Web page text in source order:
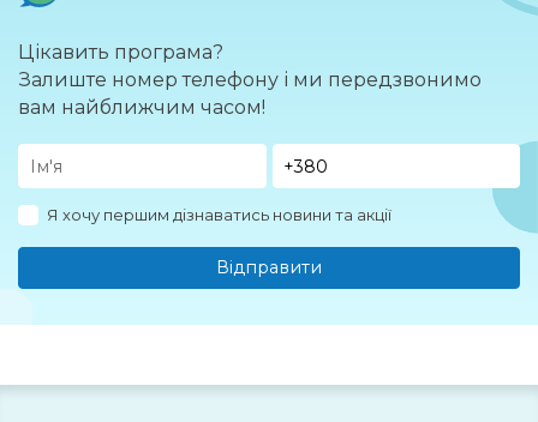
Цікавить програма?
Залиште номер телефону і ми передзвонимо
вам найближчим часом!
Я хочу першим дізнаватись новини та акції
Відправити